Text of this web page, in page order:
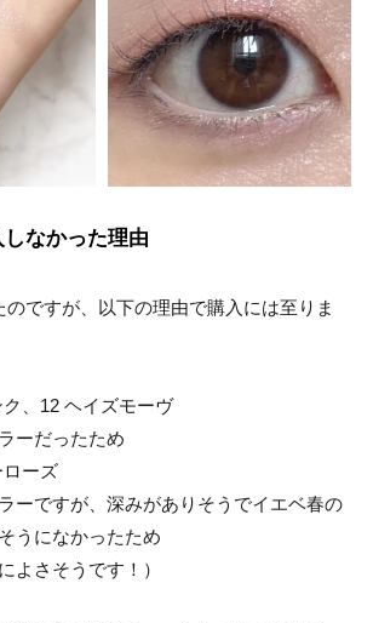
なかった理由
ですが、以下の理由で購入には至りま
ク、12 ヘイズモーヴ
ーだったため
ローズ
ーですが、深みがありそうでイエベ春の
うになかったため
よさそうです！）